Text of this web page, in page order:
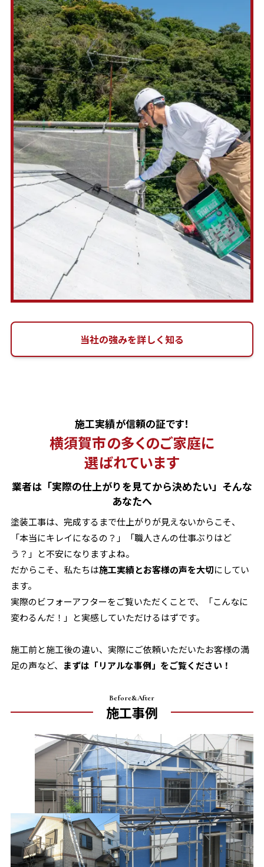
当社の強みを詳しく知る
施工実績が信頼の証です！
横須賀市の多くのご家庭に
選ばれています
業者は「実際の仕上がりを見てから決めたい」そんな
あなたへ
塗装工事は、完成するまで仕上がりが見えないからこそ、
「本当にキレイになるの？」「職人さんの仕事ぶりはど
う？」と不安になりますよね。
だからこそ、私たちは施工実績とお客様の声を大切にしてい
ます。
実際のビフォーアフターをご覧いただくことで、「こんなに
変わるんだ！」と実感していただけるはずです。
施工前と施工後の違い、実際にご依頼いただいたお客様の満
足の声など、 まずは「リアルな事例」をご覧ください！
Before&After
施工事例